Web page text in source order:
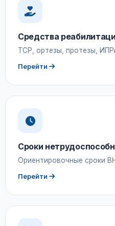
Средства
ТСР, ортезы, протезы,
Перейти
Сроки
Ориентировочные сроки ВН
Перейти